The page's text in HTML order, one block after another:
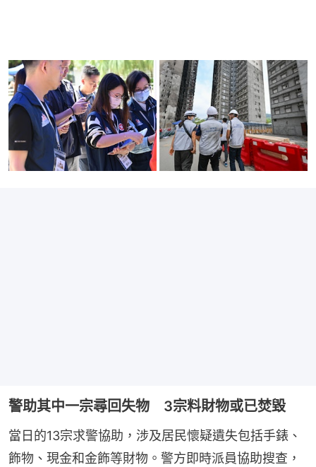
警助其中一宗尋回失物 3宗料財物或已焚毀
當日的13宗求警協助，涉及居民懷疑遺失包括手錶、
飾物、現金和金飾等財物。警方即時派員協助搜查，